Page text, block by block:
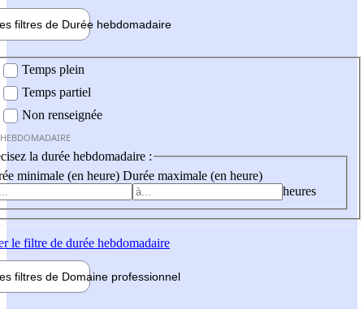
filtres de Durée hebdomadaire
Temps plein
Temps partiel
Non renseignée
la durée hebdomadaire :
minimale (en heure) Durée maximale (en heure)
heures
le filtre de durée hebdomadaire
filtres de Domaine professionnel